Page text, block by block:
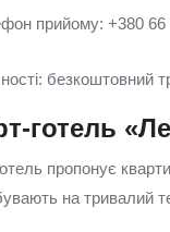
прийому: +380 66
безкоштовний
готель
пропонує
на тривалий